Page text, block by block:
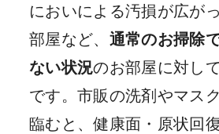
においによる汚損が広が
部屋など、 通常のお掃除
ない状況のお部屋に対し
です。市販の洗剤やマス
臨むと、健康面・原状回